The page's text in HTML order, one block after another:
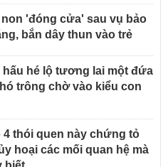
'đóng cửa' sau vụ bảo
bắn dây thun vào trẻ
hấu hé lộ tương lai một đứa
trông chờ vào kiểu con
4 thói quen này chứng tỏ
hoại các mối quan hệ mà